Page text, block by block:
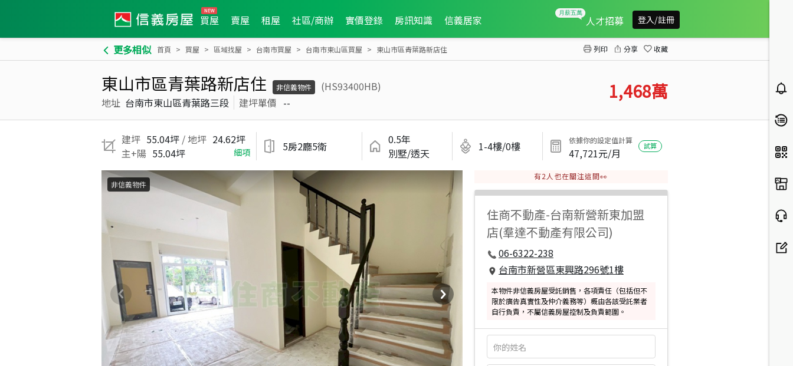
買屋 賣屋 租屋 社區/商辦 實價登錄 房訊知識 信義居家 人才招募 登入/註冊
更多相似 首頁 買屋 區域找屋 台南市買屋 台南市東山區買屋 東山市區青葉路新店住 列印 分享 收藏
東山市區青葉路新店住 非信義物件
(HS93400HB)
地址 台南市東山區青葉路三段 建坪單價 -- 1,468萬
建坪 55.04坪 / 地坪 24.62坪
主+陽 55.04坪 細項 5房2廳5衛
0.5年
別墅/透天
1-4樓/0樓 依據你的設定值計算
47,721元/月
試算
非信義物件
有2 人也在關注這間👀
住商不動產-台南新營新東加盟
店(羣達不動產有限公司)
06-6322-238
台南市新營區東興路296號1樓
本物件非信義房屋受託銷售，各項責任（包括但不
限於廣告真實性及仲介義務等）概由各該受託業者
自行負責，不屬信義房屋控制及負責範圍。